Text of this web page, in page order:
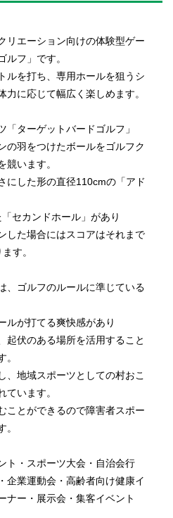
リエーション向けの体験型ゲー
ルフ」です。
ルを打ち、専用ホールを狙うシ
力に応じて幅広く楽しめます。
ターゲットバードゴルフ」
の羽をつけたボールをゴルフク
競います。
にした形の直径110cmの「アド
セカンドホール」があり
した場合にはスコアはそれまで
す。
、ゴルフのルールに準じている
ルが打てる爽快感があり
起伏のある場所を活用すること
。
、地域スポーツとしての村おこ
ています。
ことができるので障害者スポー
。
ト・スポーツ大会・自治会行
企業運動会・高齢者向け健康イ
ナー・展示会・集客イベント